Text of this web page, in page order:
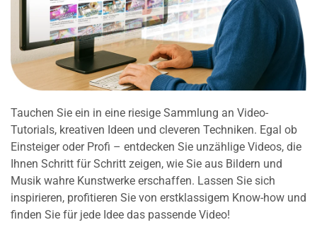
Tauchen Sie ein in eine riesige Sammlung an Video-
Tutorials, kreativen Ideen und cleveren Techniken. Egal ob
Einsteiger oder Profi – entdecken Sie unzählige Videos, die
Ihnen Schritt für Schritt zeigen, wie Sie aus Bildern und
Musik wahre Kunstwerke erschaffen. Lassen Sie sich
inspirieren, profitieren Sie von erstklassigem Know-how und
finden Sie für jede Idee das passende Video!